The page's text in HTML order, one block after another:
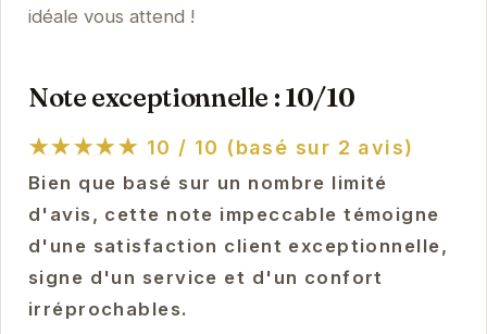
idéale vous attend !
Note exceptionnelle : 10/10
★★★★★ 10 / 10 (basé sur 2 avis)
Bien que basé sur un nombre limité
d'avis, cette note impeccable témoigne
d'une satisfaction client exceptionnelle,
signe d'un service et d'un confort
irréprochables.